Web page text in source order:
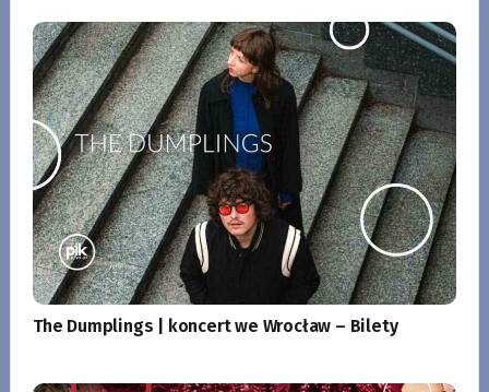
The Dumplings | koncert we Wrocław – Bilety